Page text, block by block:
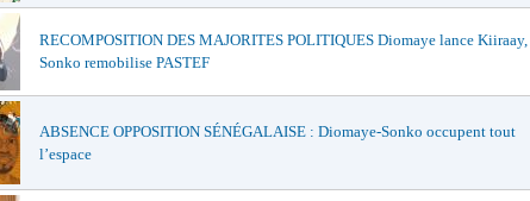
RECOMPOSITION DES MAJORITES POLITIQUES Diomaye lance Kiiraay,
Sonko remobilise PASTEF
ABSENCE OPPOSITION SÉNÉGALAISE : Diomaye-Sonko occupent tout
l’espace